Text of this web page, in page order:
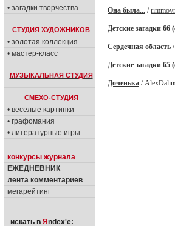
• загадки творчества
СТУДИЯ ХУДОЖНИКОВ
• золотая коллекция
• мастер-класс
МУЗЫКАЛЬНАЯ СТУДИЯ
СМЕХО-СТУДИЯ
• веселые картинки
• графомания
• литературные игры
конкурсы журнала
ЕЖЕДНЕВНИК
лента комментариев
мегарейтинг
искать в Я ndex'е:
Она была... /
Детские загадки
Сердечная область /
Детские загадки
Доченька /